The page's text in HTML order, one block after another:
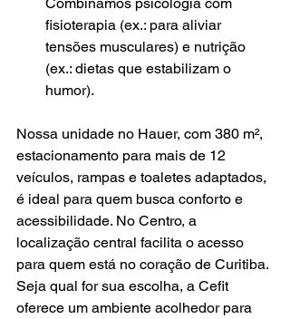
fisioterapia (ex.: para aliviar
tensões musculares) e nutrição
(ex.: dietas que estabilizam o
humor).
Nossa unidade no Hauer, com 380 m²,
estacionamento para mais de 12
veículos, rampas e toaletes adaptados,
é ideal para quem busca conforto e
acessibilidade. No Centro, a
localização central facilita o acesso
para quem está no coração de Curitiba.
Seja qual for sua escolha, a Cefit
oferece um ambiente acolhedor para